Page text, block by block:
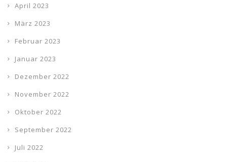
April 2023
März 2023
Februar 2023
Januar 2023
Dezember 2022
November 2022
Oktober 2022
September 2022
Juli 2022